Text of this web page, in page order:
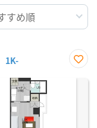
1K-
に入